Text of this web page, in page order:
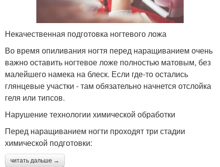
Некачественная подготовка ногтевого ложа
Во время опиливания ногтя перед наращиванием очень
важно оставить ногтевое ложе полностью матовым, без
малейшего намека на блеск. Если где-то остались
глянцевые участки - там обязательно начнется отслойка
геля или типсов.
Нарушение технологии химической обработки
Перед наращиванием ногти проходят три стадии
химической подготовки:
читать дальше →